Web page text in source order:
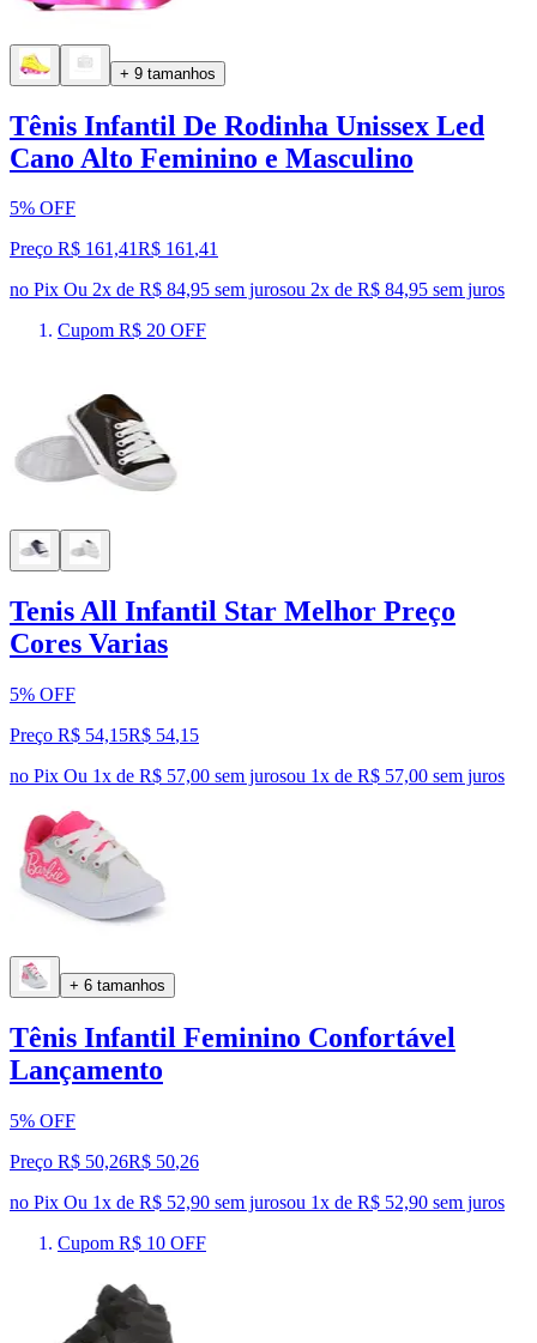
+ 9 tamanhos
Tênis Infantil De Rodinha Unissex Led
Cano Alto Feminino e Masculino
5% OFF
Preço R$ 161,41R$ 161,41
no Pix Ou 2x de R$ 84,95 sem jurosou 2x de R$ 84,95 sem juros
Cupom R$ 20 OFF
Tenis All Infantil Star Melhor Preço
Cores Varias
5% OFF
Preço R$ 54,15R$ 54,15
no Pix Ou 1x de R$ 57,00 sem jurosou 1x de R$ 57,00 sem juros
+ 6 tamanhos
Tênis Infantil Feminino Confortável
Lançamento
5% OFF
Preço R$ 50,26R$ 50,26
no Pix Ou 1x de R$ 52,90 sem jurosou 1x de R$ 52,90 sem juros
Cupom R$ 10 OFF